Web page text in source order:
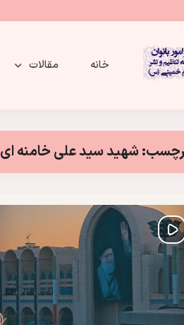
خانه مقالات
شهید سید علی خامنه ای